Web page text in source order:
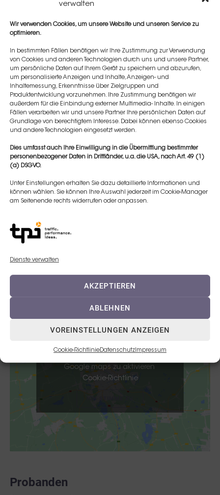
verwalten
Wir verwenden Cookies, um unsere Website und unseren Service zu
optimieren.
In bestimmten Fällen benötigen wir Ihre Zustimmung zur Verwendung
von Cookies und anderen Technologien durch uns und unsere Partner,
um persönliche Daten auf Ihrem Gerät zu speichern und abzurufen,
um personalisierte Anzeigen und Inhalte, Anzeigen- und
Inhaltemessung, Erkenntnisse über Zielgruppen und
Produktentwicklung vorzunehmen. Ihre Zustimmung benötigen wir
außerdem für die Einbindung externer Multimedia- Inhalte. In einigen
Fällen verarbeiten wir und unsere Partner Ihre persönlichen Daten auf
Grundlage von berechtigtem Interesse. Dabei können ebenso Cookies
und andere Technologien eingesetzt werden.
Dies umfasst auch Ihre Einwilligung in die Übermittlung bestimmter
personenbezogener Daten in Drittländer, u.a. die USA, nach Art. 49 (1)
(a) DSGVO.
Unter Einstellungen erhalten Sie dazu detaillierte Informationen und
können wählen. Sie können Ihre Auswahl jederzeit im Cookie-Manager
am Seitenende rechts widerrufen oder anpassen.
Dienste verwalten
AKZEPTIEREN
ABLEHNEN
VOREINSTELLUNGEN ANZEIGEN
Cookie-RichtlinieDatenschutz Impressum
11:30 - 12:00 Uhr
12:00-13:00 Uhr
Live-Demonstration am Probanden von Alexandra
von Künsberg.
13:00 - 16:00 Uhr
Hands-On an Probanden unter Anleitung und
Supervision von Alexandra von Künsberg.
16:00 - 17:00 Uhr
Feedback & Verabschiedung
Event Location
Firmenzentrale Teoxane
Adresse:
Georg-Muche-Straße 5
Google maps zu aktivieren
Cookie-Richtlinie
Probanden